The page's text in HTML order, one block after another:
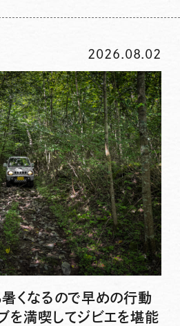
2026.08.02
暑くなるので早めの行動
を満喫してジビエを堪能